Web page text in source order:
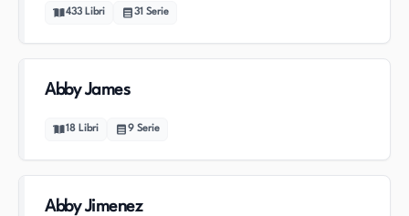
433 Libri 31 Serie
Abby James
18 Libri 9 Serie
Abby Jimenez